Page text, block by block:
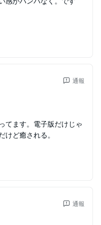
通報
てます。電子版だけじゃ
ど癒される。
通報